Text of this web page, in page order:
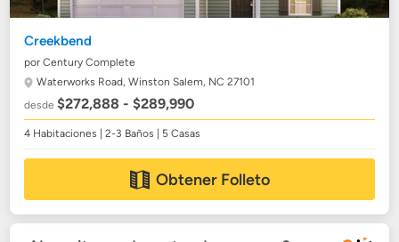
Creekbend
por Century Complete
Waterworks Road,Winston Salem, NC 27101
desde$272,888 - $289,990
4 Habitaciones | 2-3 Baños | 5 Casas
Obtener Folleto